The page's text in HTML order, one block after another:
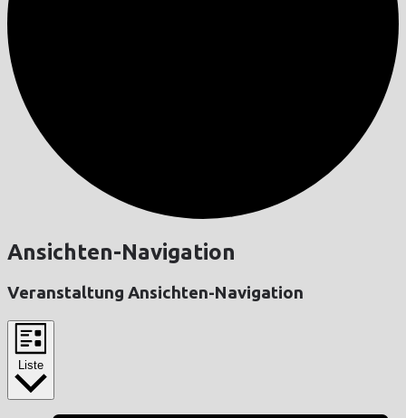
Ansichten-Navigation
Veranstaltung Ansichten-Navigation
Liste